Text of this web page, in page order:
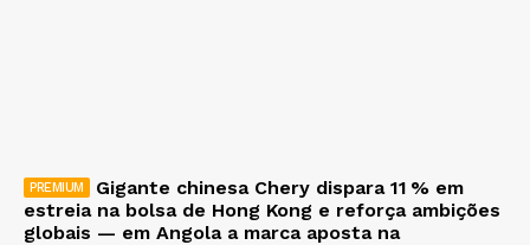
Gigante chinesa Chery dispara 11 % em
estreia na bolsa de Hong Kong e reforça ambições
globais — em Angola a marca aposta na